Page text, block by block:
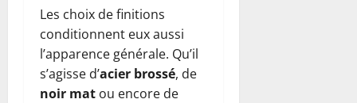
Les choix de finitions
conditionnent eux aussi
l’apparence générale. Qu’il
s’agisse d’acier brossé, de
noir mat ou encore de